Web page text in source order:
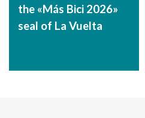
the «Más Bici 2026»
seal of La Vuelta